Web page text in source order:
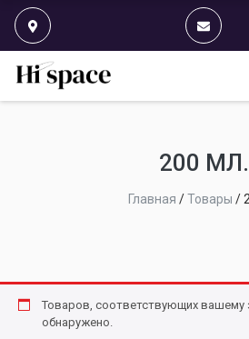
200 МЛ.
Главная /Товары /
Товаров, соответствующих вашему
обнаружено.